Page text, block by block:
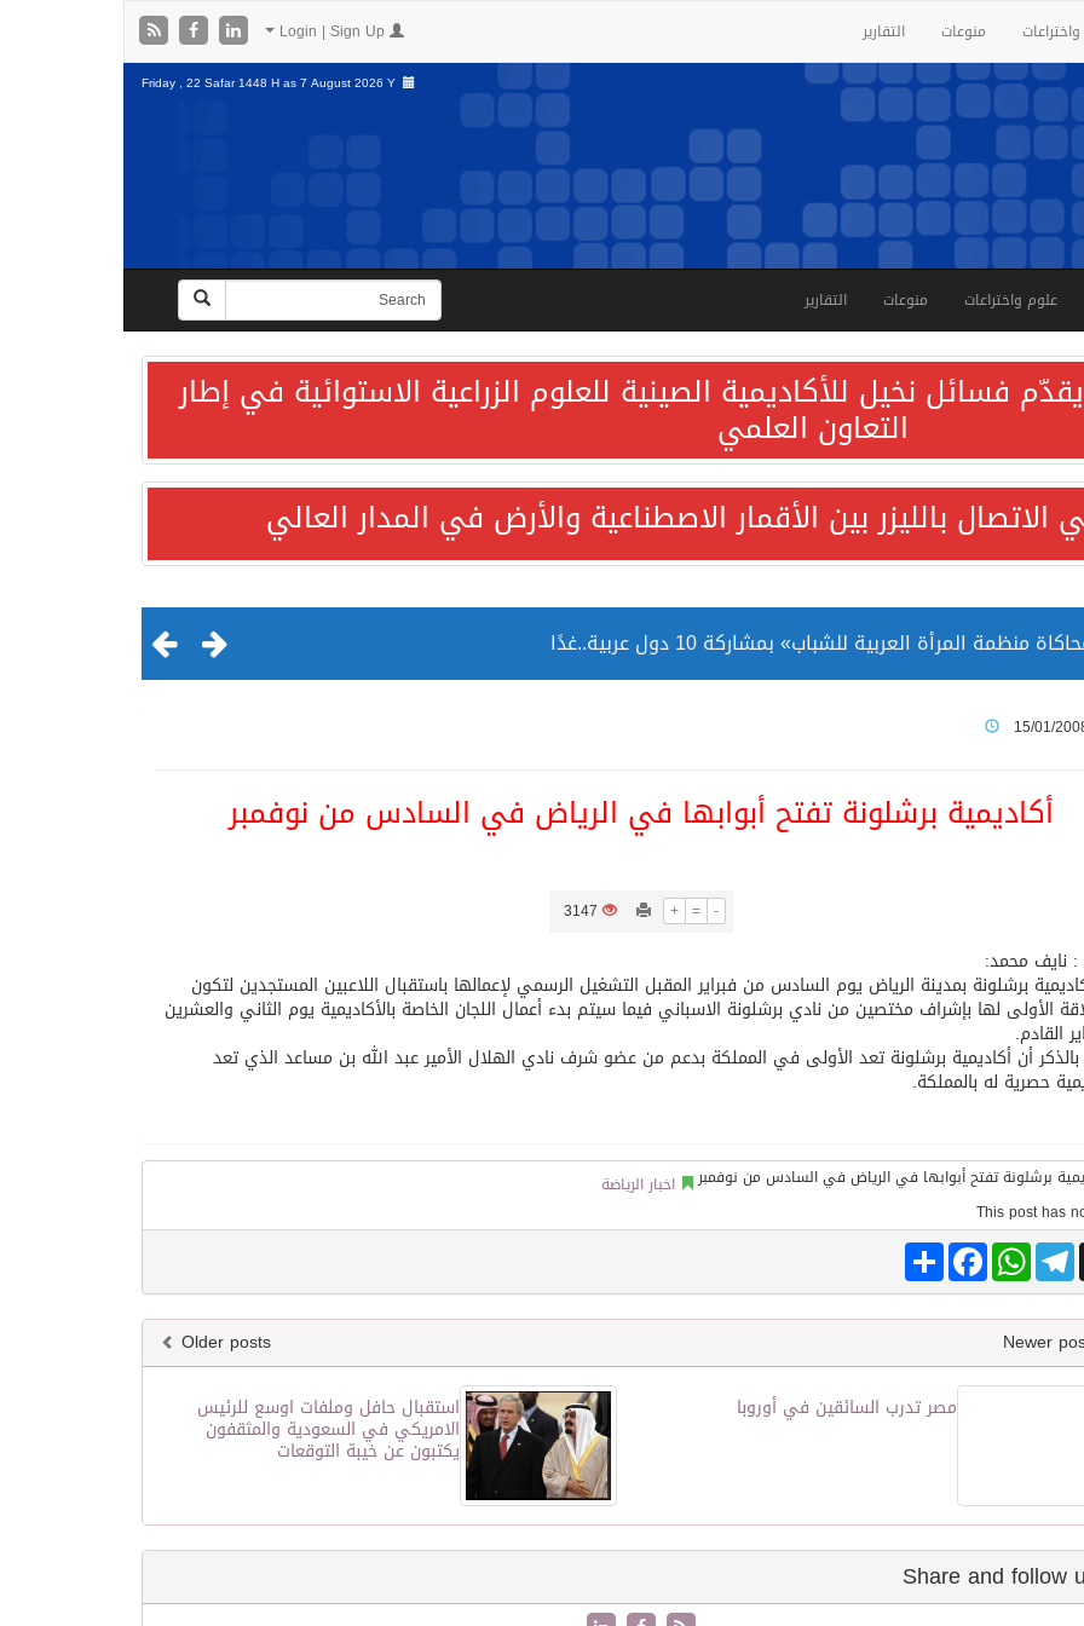
منوعات التقارير
Friday , 22 Safar 1448 H as7 August 2026 Y
علوم واختراعات منوعات التقارير
فسائل نخيل للأكاديمية الصينية للعلوم الزراعية الاستوائية في إطار
التعاون العلمي
بالليزر بين الأقمار الاصطناعية والأرض في المدار العالي
المرأة العربية للشباب» بمشاركة 10 دول عربية..غدًا
بصورة أكثر إيجابية من الولايات المتحدة
ضمن قائمة التراث العالمي
الحرمين الشريفين توثق أسماء الخلفاء الراشدين وتعود إلى القرن الثالث عشر الهجري
اتفاقية تطوير مصانع جاهزة ومتخصصة في مجال الطاقة
15/01/
أكاديمية برشلونة تفتح أبوابها في الرياض في السادس من نوفمبر
+ = -
3147
: نايف محمد:
برشلونة بمدينة الرياض يوم السادس من فبراير المقبل التشغيل الرسمي لإعمالها باستقبال اللاعبين المستجدين لتكون
الأولى لها بإشراف مختصين من نادي برشلونة الاسباني فيما سيتم بدء أعمال اللجان الخاصة بالأكاديمية يوم الثاني والعشرين
القادم.
بالذكر أن أكاديمية برشلونة تعد الأولى في المملكة بدعم من عضو شرف نادي الهلال الأمير عبد الله بن مساعد الذي تعد
حصرية له بالمملكة.
اخبار الرياضة
Share
FacebookWhatsAppTelegram
Older posts
استقبال حافل وملفات اوسع للرئيس
الامريكي في السعودية والمثقفون
يكتبون عن خيبة التوقعات
مصر تدرب السائقين في أوروبا